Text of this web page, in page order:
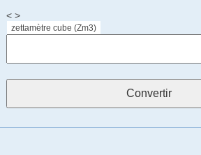
< >
zettamètre cube (Zm3)